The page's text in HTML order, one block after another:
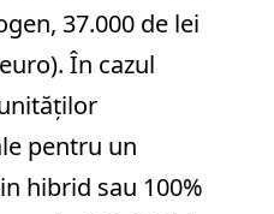
37.000 de lei
În cazul
pentru un
hibrid sau 100%